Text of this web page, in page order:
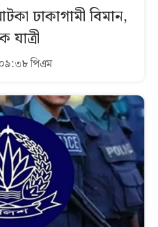
ঢাকাগামী বিমান,
পিএম